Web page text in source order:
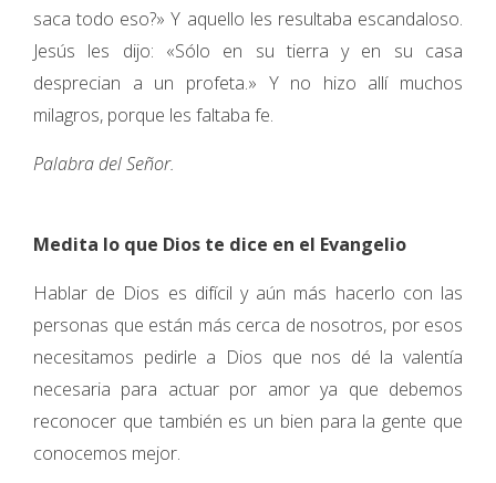
saca todo eso?» Y aquello les resultaba escandaloso.
Jesús les dijo: «Sólo en su tierra y en su casa
desprecian a un profeta.» Y no hizo allí muchos
milagros, porque les faltaba fe.
Palabra del Señor.
Medita lo que Dios te dice en el Evangelio
Hablar de Dios es difícil y aún más hacerlo con las
personas que están más cerca de nosotros, por esos
necesitamos pedirle a Dios que nos dé la valentía
necesaria para actuar por amor ya que debemos
reconocer que también es un bien para la gente que
conocemos mejor.